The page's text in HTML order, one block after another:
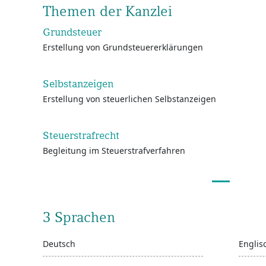
Themen der Kanzlei
Grundsteuer
Erstellung von Grundsteuererklärungen
Selbstanzeigen
Erstellung von steuerlichen Selbstanzeigen
Steuerstrafrecht
Begleitung im Steuerstrafverfahren
3 Sprachen
Deutsch